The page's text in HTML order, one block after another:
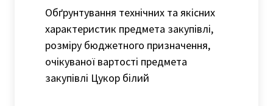
Обґрунтування технічних та якісних
характеристик предмета закупівлі,
розміру бюджетного призначення,
очікуваної вартості предмета
закупівлі Цукор білий